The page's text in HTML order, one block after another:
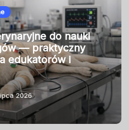
do nauki
— praktyczny
edukatorów i
2026